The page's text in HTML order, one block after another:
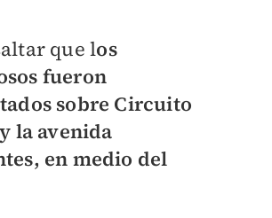
que los
fueron
sobre Circuito
la avenida
en medio del